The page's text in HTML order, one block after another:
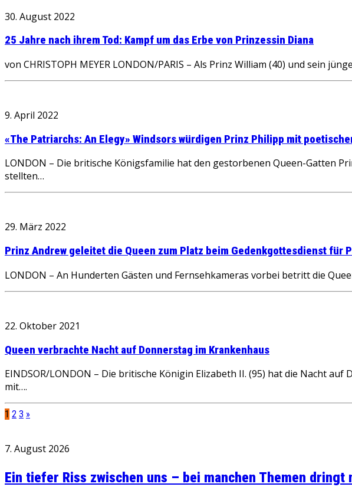
30. August 2022
25 Jahre nach ihrem Tod: Kampf um das Erbe von Prinzessin Diana
von CHRISTOPH MEYER LONDON/PARIS – Als Prinz William (40) und sein
9. April 2022
«The Patriarchs: An Elegy» Windsors würdigen Prinz Philipp mit
LONDON – Die britische Königsfamilie hat den gestorbenen Queen-Gatten
stellten…
29. März 2022
Prinz Andrew geleitet die Queen zum Platz beim Gedenkgottesdienst für
LONDON – An Hunderten Gästen und Fernsehkameras vorbei betritt die
22. Oktober 2021
Queen verbrachte Nacht auf Donnerstag im Krankenhaus
EINDSOR/LONDON – Die britische Königin Elizabeth II. (95) hat die Nacht
mit….
1 2 3 »
7. August 2026
Ein tiefer Riss zwischen uns – bei manchen Themen